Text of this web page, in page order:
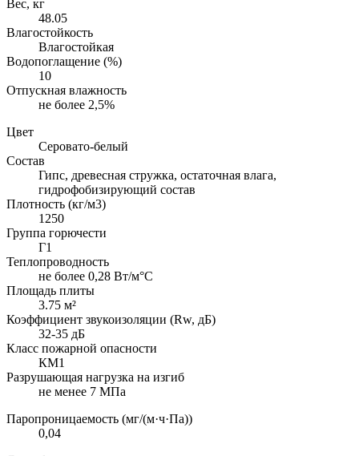
Вес, кг
48.05
Влагостойкость
Влагостойкая
Водопоглащение (%)
10
Отпускная влажность
не более 2,5%
Цвет
Серовато-белый
Состав
Гипс, древесная стружка, остаточная влага,
гидрофобизирующий состав
Плотность (кг/м3)
1250
Группа горючести
Г1
Теплопроводность
не более 0,28 Вт/м°С
Площадь плиты
3.75 м²
Коэффициент звукоизоляции (Rw, дБ)
32-35 дБ
Класс пожарной опасности
КМ1
Разрушающая нагрузка на изгиб
не менее 7 МПа
Паропроницаемость (мг/(м·ч·Па))
0,04